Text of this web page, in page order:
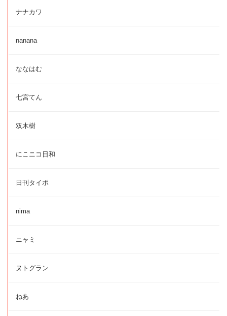
ナナカワ
nanana
ななはむ
七宮てん
双木樹
にこニコ日和
日刊タイポ
nima
ニャミ
ヌトグラン
ねあ